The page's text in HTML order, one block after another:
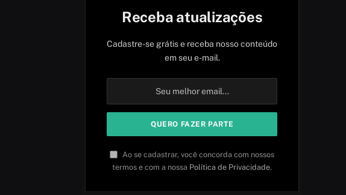
Receba atualizações
Cadastre-se grátis e receba nosso conteúdo
em seu e-mail.
Ao se cadastrar, você concorda com nossos
termos e com a nossa Política de Privacidade.